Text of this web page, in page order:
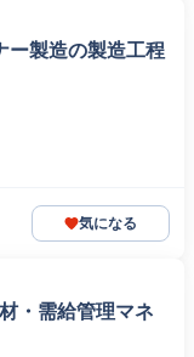
ー製造の製造工程
気になる
・需給管理マネ